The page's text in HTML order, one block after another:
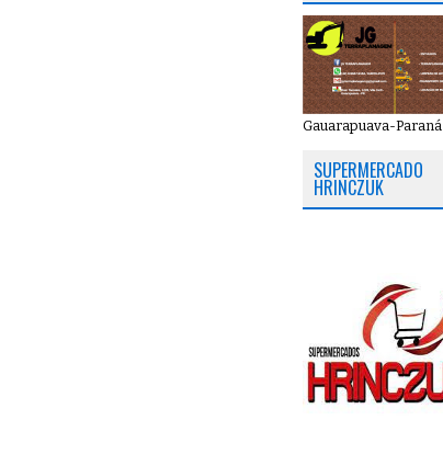
Gauarapuava-Paraná
SUPERMERCADO
HRINCZUK